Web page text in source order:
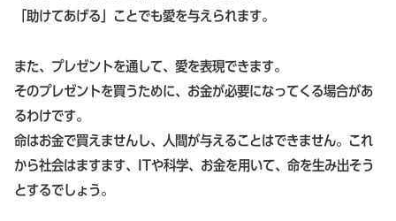
「助けてあげる」ことでも愛を与えられます。
また、プレゼントを通して、愛を表現できます。
そのプレゼントを買うために、お金が必要になってくる場合があ
るわけです。
命はお金で買えませんし、人間が与えることはできません。これ
から社会はますます、ITや科学、お金を用いて、命を生み出そう
とするでしょう。